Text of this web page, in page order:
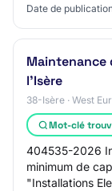
Be…
Date de
Maintenance
l'Isère
38-Isère · West
Mot-clé
404535-2026
minimum de
"Installations